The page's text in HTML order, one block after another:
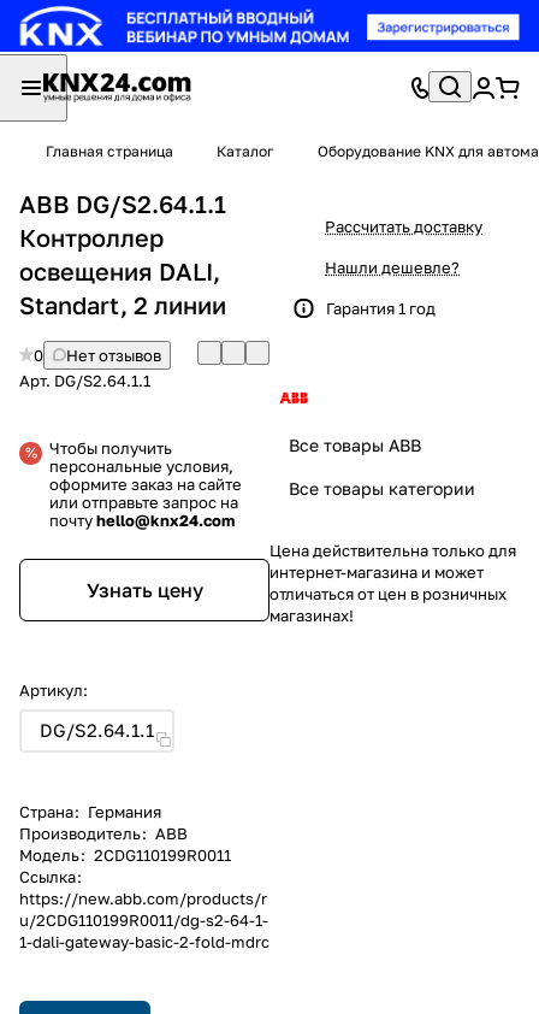
Главная страница Каталог Оборудование KNX для
ABB DG/S2.64.1.1
Контроллер
освещения DALI,
Standart, 2 линии
0
Нет отзывов
Арт. DG/S2.64.1.1
Чтобы получить
персональные условия,
оформите заказ на сайте
или отправьте запрос на
почтуhello@knx24.com
Узнать цену
Артикул:
DG/S2.64.1.1
Страна: Германия
Производитель: ABB
Модель: 2CDG110199R0011
Ссылка:
https://new.abb.com/products/r
u/2CDG110199R0011/dg-s2-64-1-
1-dali-gateway-basic-2-fold-mdrc
Рассчитать доставку
Нашли дешевле?
Гарантия 1 год
Все товары ABB
Все товары категории
Цена действительна только для
интернет-магазина и может
отличаться от цен в розничных
магазинах!